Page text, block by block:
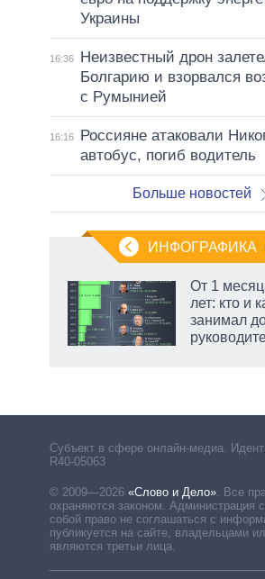
Украины
16:36
Неизвестный дрон
Болгарию и взорвался
с Румынией
16:16
Россияне атаковали
автобус, погиб водитель
Больше новостей
ИНФОГРАФИКА
От 1
лет: кто и
занимал
Субъект в сфере онлайн-медиа.
R40-05063
© 2009—2026 «Слово и Дело». Все
охраняются законом. Администрация
собой право не соглашаться с
публикуется на сайте, владельцами
являются третьи лица.